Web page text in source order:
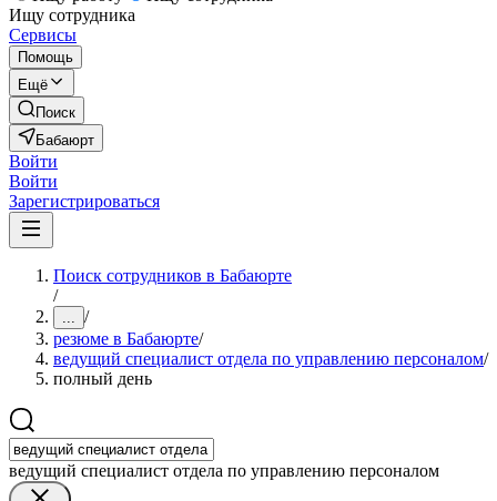
Ищу сотрудника
Сервисы
Помощь
Ещё
Поиск
Бабаюрт
Войти
Войти
Зарегистрироваться
Поиск сотрудников в Бабаюрте
/
... /
резюме в Бабаюрте/
ведущий специалист отдела по управлению персоналом/
полный день
ведущий специалист отдела по управлению персоналом